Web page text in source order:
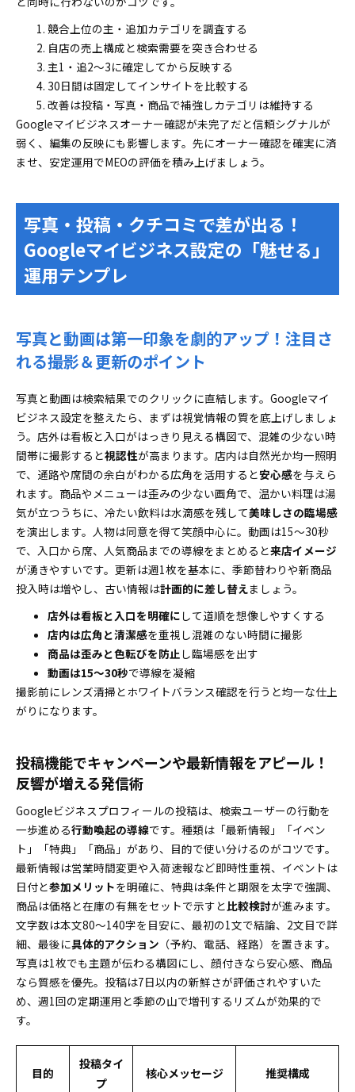
競合上位の主・追加カテゴリを調査する
自店の売上構成と検索需要を突き合わせる
主1・追2〜3に確定してから反映する
30日間は固定してインサイトを比較する
改善は投稿・写真・商品で補強しカテゴリは維持する
Googleマイビジネスオーナー確認が未完了だと信頼シグナルが
弱く、編集の反映にも影響します。先にオーナー確認を確実に済
ませ、安定運用でMEOの評価を積み上げましょう。
写真・投稿・クチコミで差が出る！
Googleマイビジネス設定の「魅せる」
運用テンプレ
写真と動画は第一印象を劇的アップ！注目さ
れる撮影＆更新のポイント
写真と動画は検索結果でのクリックに直結します。Googleマイ
ビジネス設定を整えたら、まずは視覚情報の質を底上げしましょ
う。店外は看板と入口がはっきり見える構図で、混雑の少ない時
間帯に撮影すると視認性が高まります。店内は自然光か均一照明
で、通路や席間の余白がわかる広角を活用すると安心感を与えら
れます。商品やメニューは歪みの少ない画角で、温かい料理は湯
気が立つうちに、冷たい飲料は水滴感を残して美味しさの臨場感
を演出します。人物は同意を得て笑顔中心に。動画は15～30秒
で、入口から席、人気商品までの導線をまとめると来店イメージ
が湧きやすいです。更新は週1枚を基本に、季節替わりや新商品
投入時は増やし、古い情報は計画的に差し替えましょう。
店外は看板と入口を明確に して道順を想像しやすくする
店内は広角と清潔感を重視し混雑のない時間に撮影
商品は歪みと色転びを防止 し臨場感を出す
動画は15～30秒で導線を凝縮
撮影前にレンズ清掃とホワイトバランス確認を行うと均一な仕上
がりになります。
投稿機能でキャンペーンや最新情報をアピール！
反響が増える発信術
Googleビジネスプロフィールの投稿は、検索ユーザーの行動を
一歩進める行動喚起の導線です。種類は「最新情報」「イベン
ト」「特典」「商品」があり、目的で使い分けるのがコツです。
最新情報は営業時間変更や入荷速報など即時性重視、イベントは
日付と参加メリットを明確に、特典は条件と期限を太字で強調、
商品は価格と在庫の有無をセットで示すと比較検討が進みます。
文字数は本文80～140字を目安に、最初の1文で結論、2文目で詳
細、最後に具体的アクション （予約、電話、経路）を置きます。
写真は1枚でも主題が伝わる構図にし、顔付きなら安心感、商品
なら質感を優先。投稿は7日以内の新鮮さが評価されやすいた
め、週1回の定期運用と季節の山で増刊するリズムが効果的で
す。
目的
投稿タイ
プ
核心メッセージ 推奨構成